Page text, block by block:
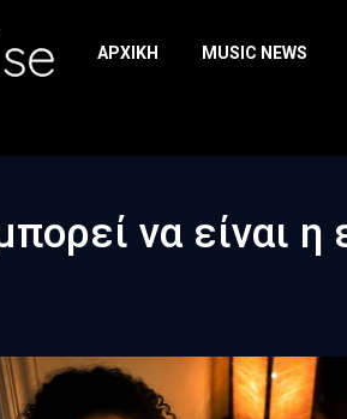
ΑΡΧΙΚΉ MUSIC NEWS
να είναι